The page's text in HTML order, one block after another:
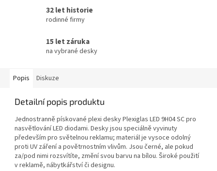
32 let historie
rodinné firmy
15 let záruka
na vybrané desky
Popis Diskuze
Detailní popis produktu
Jednostranně pískované plexi desky Plexiglas LED 9H04 SC pro
nasvětlování LED diodami. Desky jsou speciálně vyvinuty
především pro světelnou reklamu; materiál je vysoce odolný
proti UV záření a povětrnostním vlivům. Jsou černé, ale pokud
za/pod nimi rozsvítíte, změní svou barvu na bílou. Široké použití
v reklamě, nábytkářství či designu.